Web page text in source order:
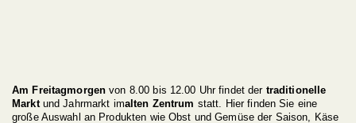
Am Freitagmorgen von 8.00 bis 12.00 Uhr findet der traditionelle
Marktund Jahrmarkt imalten Zentrum statt. Hier finden Sie eine
große Auswahl an Produkten wie Obst und Gemüse der Saison, Käse